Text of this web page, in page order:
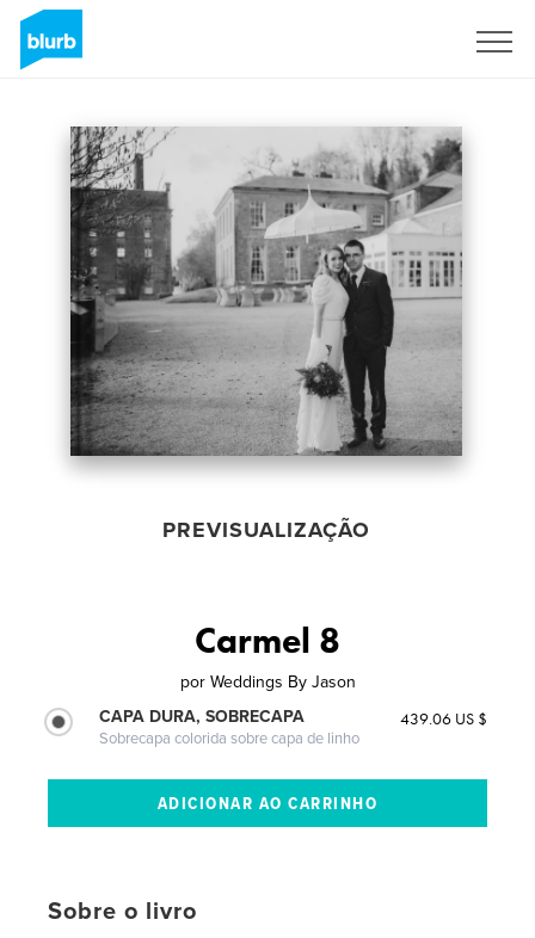
PREVISUALIZAÇÃO
Carmel 8
por Weddings By Jason
CAPA DURA, SOBRECAPA
Sobrecapa colorida sobre capa de linho
439.06 US $
Sobre o livro